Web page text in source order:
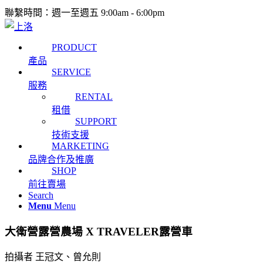
聯繫時間：週一至週五 9:00am - 6:00pm
PRODUCT
產品
SERVICE
服務
RENTAL
租借
SUPPORT
技術支援
MARKETING
品牌合作及推廣
SHOP
前往賣場
Search
Menu Menu
大衛營露營農場 X TRAVELER露營車
拍攝者 王冠文、曾允則